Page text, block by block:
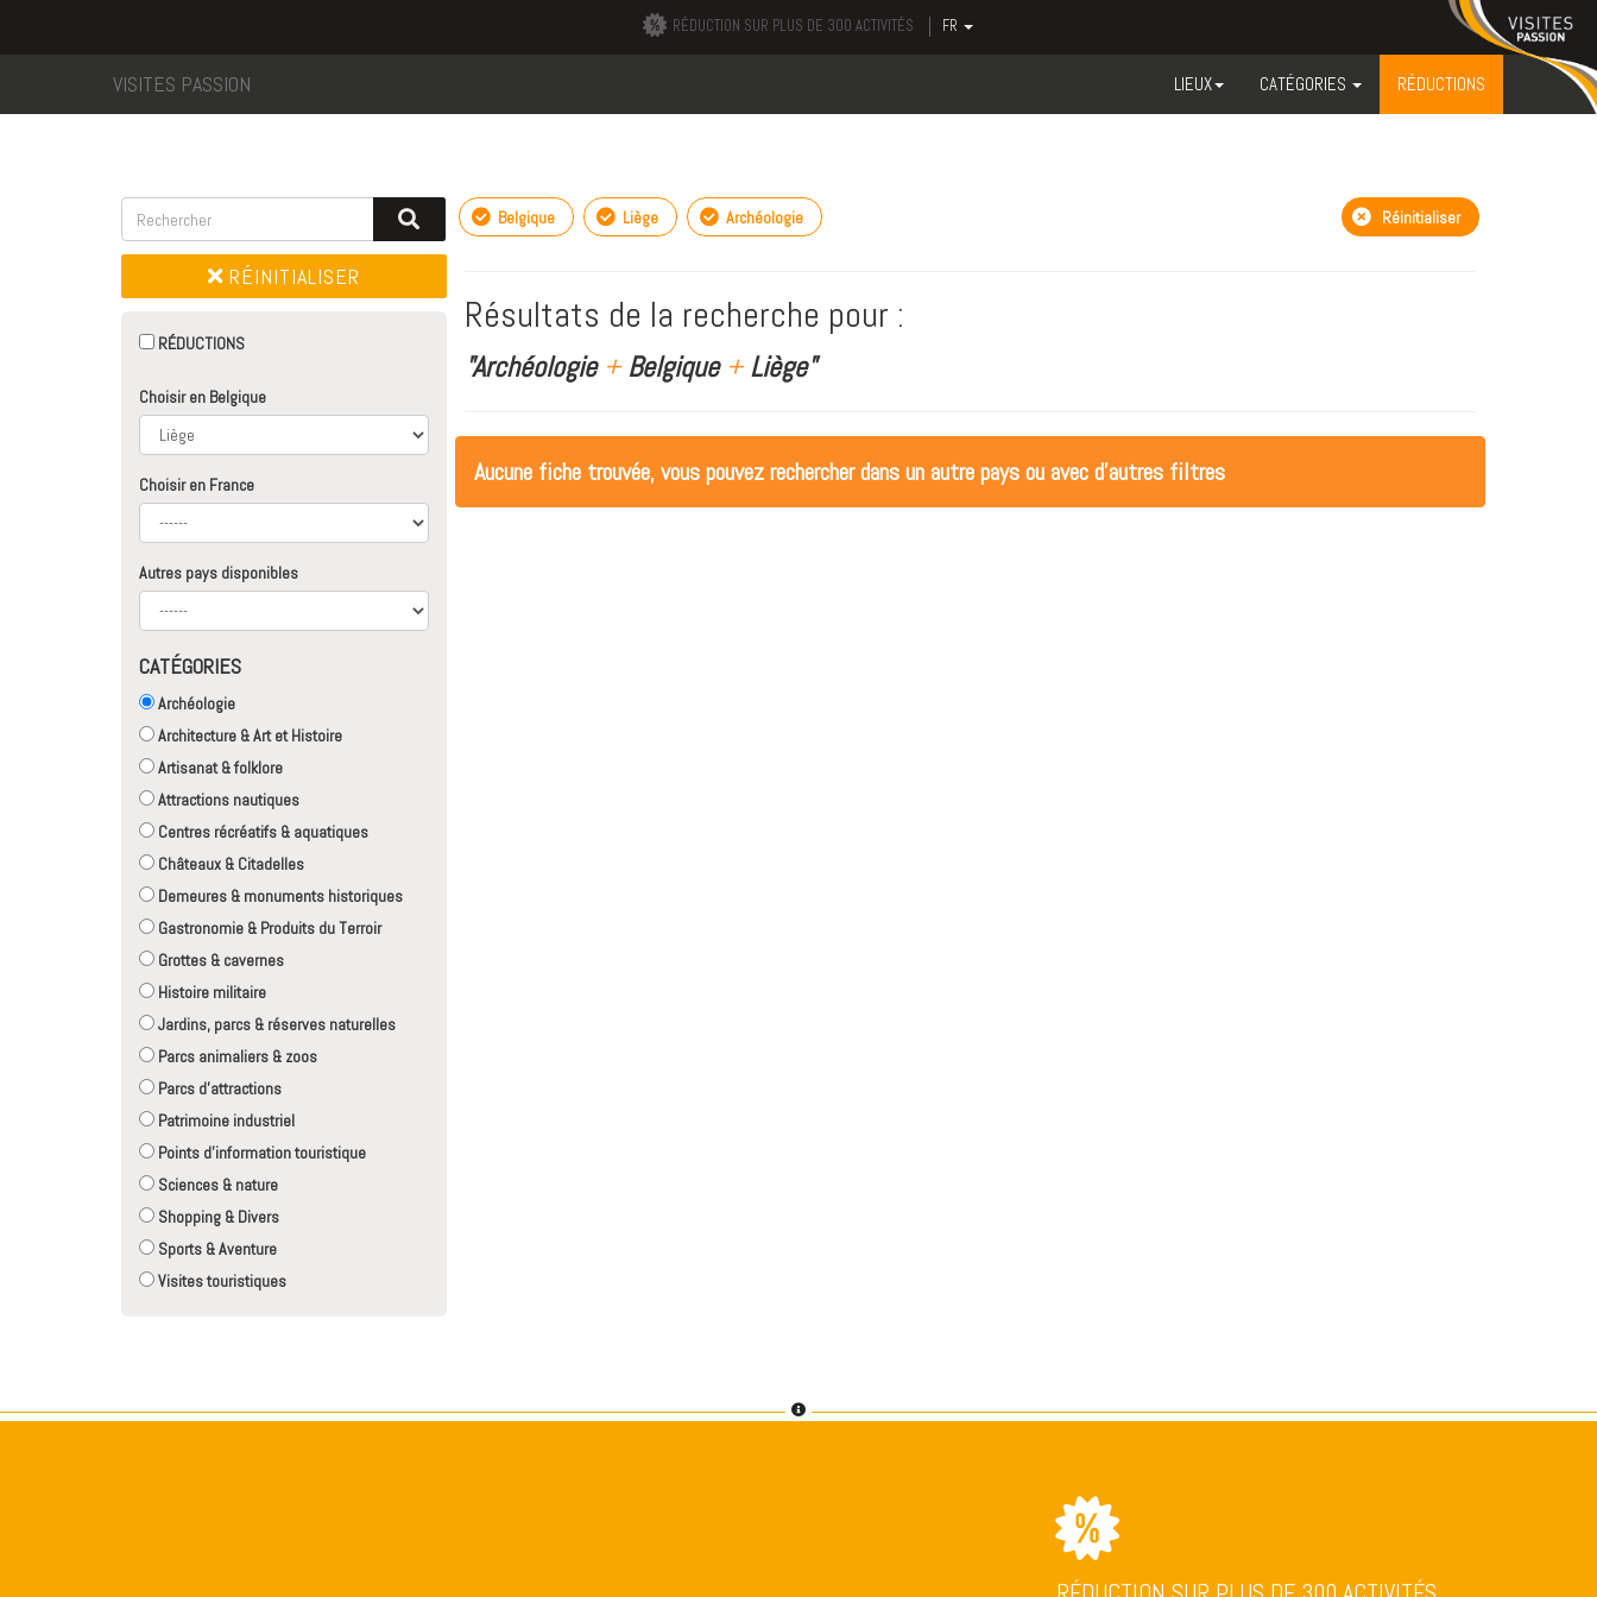
RÉDUCTION SUR PLUS DE 300 ACTIVITÉS FR
VISITES PASSION LIEUX CATÉGORIES RÉDUCTIONS
RÉINITIALISER
RÉDUCTIONS
Choisir en Belgique
Choisir en France
Autres pays disponibles
CATÉGORIES
Archéologie
Architecture & Art et Histoire
Artisanat & folklore
Attractions nautiques
Centres récréatifs & aquatiques
Châteaux & Citadelles
Demeures & monuments historiques
Gastronomie & Produits du Terroir
Grottes & cavernes
Histoire militaire
Jardins, parcs & réserves naturelles
Parcs animaliers & zoos
Parcs d'attractions
Patrimoine industriel
Points d'information touristique
Sciences & nature
Shopping & Divers
Sports & Aventure
Visites touristiques
Belgique Liège Archéologie Réinitialiser
Résultats de la recherche pour :
"Archéologie +Belgique +Liège"
Aucune fiche trouvée, vous pouvez rechercher dans un autre pays ou avec d'autres filtres